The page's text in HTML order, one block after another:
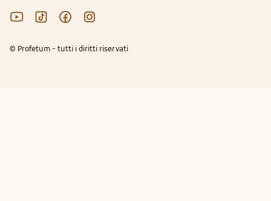
© Profetum - tutti i diritti riservati